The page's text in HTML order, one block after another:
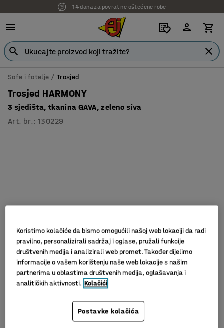
7 godina garancije
Sofe i fotelje Trosjed
Trosjed HARMONY
3 sjedišta, tkanina GAVA, zeleno siva
Art. br. :130229
Koristimo kolačiće da bismo omogućili našoj web lokaciji da radi
pravilno, personalizirali sadržaj i oglase, pružali funkcije
društvenih medija i analizirali web promet. Također dijelimo
informacije o vašem korištenju naše web lokacije s našim
partnerima u oblastima društvenih medija, oglašavanja i
analitičkih aktivnosti. Kolačići
Postavke kolačića